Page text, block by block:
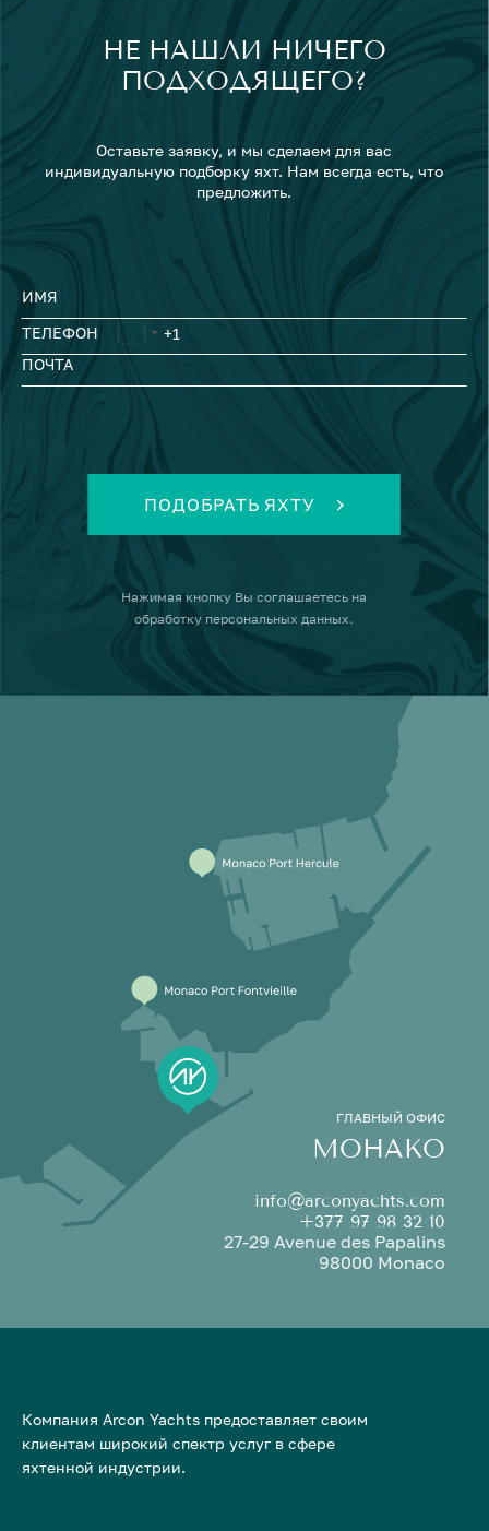
НЕ НАШЛИ НИЧЕГО
ПОДХОДЯЩЕГО?
Оставьте заявку, и мы сделаем для вас
индивидуальную подборку яхт. Нам всегда есть, что
предложить.
ИМЯ
ТЕЛЕФОН
ПОЧТА
ПОДОБРАТЬ ЯХТУ
Нажимая кнопку Вы соглашаетесь на
обработку персональных данных.
ГЛАВНЫЙ ОФИС
МОНАКО
info@arconyachts.com
+377 97 98 32 10
27-29 Avenue des Papalins
98000 Monaco
Компания Arcon Yachts предоставляет своим
клиентам широкий спектр услуг в сфере
яхтенной индустрии.